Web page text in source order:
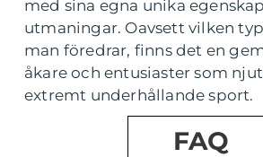
med sina egna unika
utmaningar. Oavsett vilken
man föredrar, finns det en
åkare och entusiaster som
extremt underhållande sport.
FAQ